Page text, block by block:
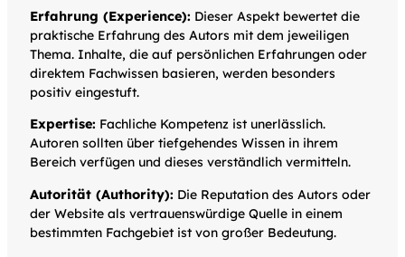
Erfahrung (Experience): Dieser Aspekt bewertet die
praktische Erfahrung des Autors mit dem jeweiligen
Thema. Inhalte, die auf persönlichen Erfahrungen oder
direktem Fachwissen basieren, werden besonders
positiv eingestuft.
Expertise: Fachliche Kompetenz ist unerlässlich.
Autoren sollten über tiefgehendes Wissen in ihrem
Bereich verfügen und dieses verständlich vermitteln.
Autorität (Authority): Die Reputation des Autors oder
der Website als vertrauenswürdige Quelle in einem
bestimmten Fachgebiet ist von großer Bedeutung.